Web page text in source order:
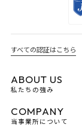
すべての認証はこちら
ABOUT US
私たちの強み
COMPANY
当事業所について